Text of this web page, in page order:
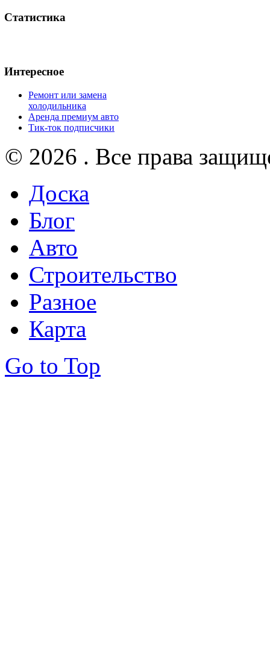
Статистика
Интересное
Ремонт или замена
холодильника
Аренда премиум авто
Тик-ток подписчики
© 2026 . Все права
Доска
Блог
Авто
Строительство
Разное
Карта
Go to Top